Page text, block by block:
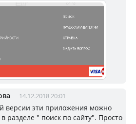
14.12.2018 20:01
версии эти приложения можно
разделе " поиск по сайту". Просто